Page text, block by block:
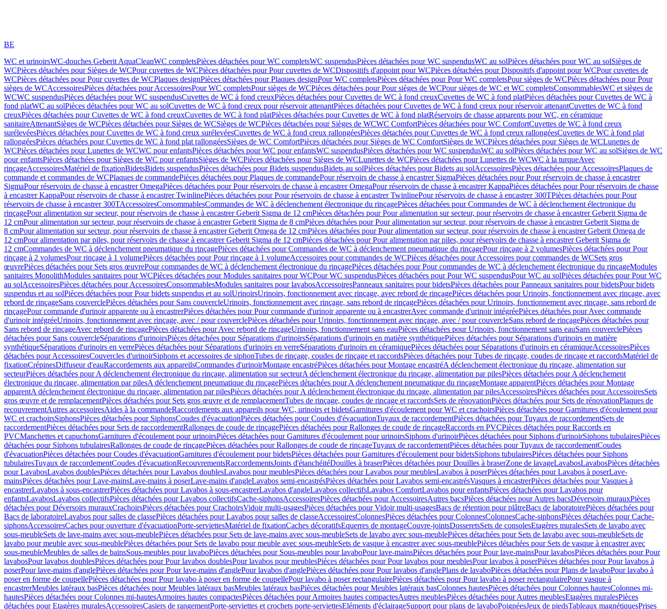
BE
WC et urinoirsWC-douches Geberit AquaCleanWC completsPièces détachées pour WC completsWC suspendusPièces détachées pour WC suspendusWC au solPièces détachées pour WC au solSièges de
WCPièces détachées pour Sièges de WCPour cuvettes de WCPièces détachées pour Pour cuvettes de WCDispositifs d'appoint pour WCPièces détachées pour Dispositifs d'appoint pour WCPour cuvettes de
WCPièces détachées pour Pour cuvettes de WCPlaques designPièces détachées pour Plaques designPour WC completsPièces détachées pour Pour WC completsPour sièges de WCPièces détachées pour Pour
sièges de WCAccessoiresPièces détachées pour AccessoiresPour WC completsPour sièges de WCPièces détachées pour Pour sièges de WCPour sièges de WC et WC completsConsommablesWC et sièges de
WCWC suspendusPièces détachées pour WC suspendusCuvettes de WC à fond creuxPièces détachées pour Cuvettes de WC à fond creuxCuvettes de WC à fond platPièces détachées pour Cuvettes de WC à
fond platWC au solPièces détachées pour WC au solCuvettes de WC à fond creux pour réservoir attenantPièces détachées pour Cuvettes de WC à fond creux pour réservoir attenantCuvettes de WC à fond
creuxPièces détachées pour Cuvettes de WC à fond creuxCuvettes de WC à fond platPièces détachées pour Cuvettes de WC à fond platRéservoirs de chasse apparents pour WC, en céramique
sanitaireAttenantSièges de WCPièces détachées pour Sièges de WCSièges de WCPièces détachées pour Sièges de WCWC ComfortPièces détachées pour WC ComfortCuvettes de WC à fond creux
surélevéesPièces détachées pour Cuvettes de WC à fond creux surélevéesCuvettes de WC à fond creux rallongéesPièces détachées pour Cuvettes de WC à fond creux rallongéesCuvettes de WC à fond plat
rallongéesPièces détachées pour Cuvettes de WC à fond plat rallongéesSièges de WC ComfortPièces détachées pour Sièges de WC ComfortSièges de WCPièces détachées pour Sièges de WCLunettes de
WCPièces détachées pour Lunettes de WCWC pour enfantsPièces détachées pour WC pour enfantsWC suspendusPièces détachées pour WC suspendusWC au solPièces détachées pour WC au solSièges de WC
pour enfantsPièces détachées pour Sièges de WC pour enfantsSièges de WCPièces détachées pour Sièges de WCLunettes de WCPièces détachées pour Lunettes de WCWC à la turqueAvec
rinçageAccessoiresMatériel de fixationBidetsBidets suspendusPièces détachées pour Bidets suspendusBidets au solPièces détachées pour Bidets au solAccessoiresPièces détachées pour AccessoiresPlaques de
commande et commandes de WCPlaques de commandePièces détachées pour Plaques de commandePour réservoirs de chasse à encastrer SigmaPièces détachées pour Pour réservoirs de chasse à encastrer
SigmaPour réservoirs de chasse à encastrer OmegaPièces détachées pour Pour réservoirs de chasse à encastrer OmegaPour réservoirs de chasse à encastrer KappaPièces détachées pour Pour réservoirs de chasse
à encastrer KappaPour réservoirs de chasse à encastrer TwinlinePièces détachées pour Pour réservoirs de chasse à encastrer TwinlinePour réservoirs de chasse à encastrer 300TPièces détachées pour Pour
réservoirs de chasse à encastrer 300TAccessoiresConsommablesCommandes de WC à déclenchement électronique du rinçagePièces détachées pour Commandes de WC à déclenchement électronique du
rinçagePour alimentation sur secteur, pour réservoirs de chasse à encastrer Geberit Sigma de 12 cmPièces détachées pour Pour alimentation sur secteur, pour réservoirs de chasse à encastrer Geberit Sigma de
12 cmPour alimentation sur secteur, pour réservoirs de chasse à encastrer Geberit Sigma de 8 cmPièces détachées pour Pour alimentation sur secteur, pour réservoirs de chasse à encastrer Geberit Sigma de
8 cmPour alimentation sur secteur, pour réservoirs de chasse à encastrer Geberit Omega de 12 cmPièces détachées pour Pour alimentation sur secteur, pour réservoirs de chasse à encastrer Geberit Omega de
12 cmPour alimentation par piles, pour réservoirs de chasse à encastrer Geberit Sigma de 12 cmPièces détachées pour Pour alimentation par piles, pour réservoirs de chasse à encastrer Geberit Sigma de
12 cmCommandes de WC à déclenchement pneumatique du rinçagePièces détachées pour Commandes de WC à déclenchement pneumatique du rinçagePour rinçage à 2 volumesPièces détachées pour Pour
rinçage à 2 volumesPour rinçage à 1 volumePièces détachées pour Pour rinçage à 1 volumeAccessoires pour commandes de WCPièces détachées pour Accessoires pour commandes de WCSets gros
œuvrePièces détachées pour Sets gros œuvrePour commandes de WC à déclenchement électronique du rinçagePièces détachées pour Pour commandes de WC à déclenchement électronique du rinçageModules
sanitaires MonolithModules sanitaires pour WCPièces détachées pour Modules sanitaires pour WCPour WC suspendusPièces détachées pour Pour WC suspendusPour WC au solPièces détachées pour Pour WC
au solAccessoiresPièces détachées pour AccessoiresConsommablesModules sanitaires pour lavabosAccessoiresPanneaux sanitaires pour bidetsPièces détachées pour Panneaux sanitaires pour bidetsPour bidets
suspendus et au solPièces détachées pour Pour bidets suspendus et au solUrinoirsUrinoirs, fonctionnement avec rinçage, avec rebord de rinçagePièces détachées pour Urinoirs, fonctionnement avec rinçage, avec
rebord de rinçageSans couverclePièces détachées pour Sans couvercleUrinoirs, fonctionnement avec rinçage, sans rebord de rinçagePièces détachées pour Urinoirs, fonctionnement avec rinçage, sans rebord de
rinçagePour commande d'urinoir apparente ou à encastrerPièces détachées pour Pour commande d'urinoir apparente ou à encastrerAvec commande d'urinoir intégréePièces détachées pour Avec commande
d'urinoir intégréeUrinoirs, fonctionnement avec rinçage, avec / pour couverclePièces détachées pour Urinoirs, fonctionnement avec rinçage, avec / pour couvercleSans rebord de rinçagePièces détachées pour
Sans rebord de rinçageAvec rebord de rinçagePièces détachées pour Avec rebord de rinçageUrinoirs, fonctionnement sans eauPièces détachées pour Urinoirs, fonctionnement sans eauSans couverclePièces
détachées pour Sans couvercleSéparations d'urinoirsPièces détachées pour Séparations d'urinoirsSéparations d'urinoirs en matière synthétiquePièces détachées pour Séparations d'urinoirs en matière
synthétiqueSéparations d'urinoirs en verrePièces détachées pour Séparations d'urinoirs en verreSéparations d'urinoirs en céramiquePièces détachées pour Séparations d'urinoirs en céramiqueAccessoiresPièces
détachées pour AccessoiresCouvercles d'urinoirSiphons et accessoires de siphonTubes de rinçage, coudes de rinçage et raccordsPièces détachées pour Tubes de rinçage, coudes de rinçage et raccordsMatériel de
fixationCrépinesDiffuseur d'eauRaccordements aux appareilsCommandes d'urinoirMontage encastréPièces détachées pour Montage encastréA déclenchement électronique du rinçage, alimentation sur
secteurPièces détachées pour A déclenchement électronique du rinçage, alimentation sur secteurA déclenchement électronique du rinçage, alimentation par pilesPièces détachées pour A déclenchement
électronique du rinçage, alimentation par pilesA déclenchement pneumatique du rinçagePièces détachées pour A déclenchement pneumatique du rinçageMontage apparentPièces détachées pour Montage
apparentA déclenchement électronique du rinçage, alimentation par pilesPièces détachées pour A déclenchement électronique du rinçage, alimentation par pilesAccessoiresPièces détachées pour AccessoiresSets
gros œuvre et de remplacementPièces détachées pour Sets gros œuvre et de remplacementTubes de rinçage, coudes de rinçage et raccordsSets de rénovationPièces détachées pour Sets de rénovationPlaques de
recouvrementAutres accessoiresAides à la commandeRaccordements aux appareils pour WC, urinoirs et bidetsGarnitures d'écoulement pour WC et crachoirsPièces détachées pour Garnitures d'écoulement pour
WC et crachoirsSiphonsPièces détachées pour SiphonsCoudes d'évacuationPièces détachées pour Coudes d'évacuationTuyaux de raccordementPièces détachées pour Tuyaux de raccordementSets de
raccordementPièces détachées pour Sets de raccordementRallonges de coude de rinçagePièces détachées pour Rallonges de coude de rinçageRaccords en PVCPièces détachées pour Raccords en
PVCManchettes et capuchonsGarnitures d'écoulement pour urinoirsPièces détachées pour Garnitures d'écoulement pour urinoirsSiphons d'urinoirPièces détachées pour Siphons d'urinoirSiphons tubulairesPièces
détachées pour Siphons tubulairesRallonges de coude de rinçagePièces détachées pour Rallonges de coude de rinçageTuyaux de raccordementPièces détachées pour Tuyaux de raccordementCoudes
d'évacuationPièces détachées pour Coudes d'évacuationGarnitures d'écoulement pour bidetsPièces détachées pour Garnitures d'écoulement pour bidetsSiphons tubulairesPièces détachées pour Siphons
tubulairesTuyaux de raccordementCoudes d'évacuationRecouvrementsRaccordementsJoints d'étanchéitéDouilles à braserPièces détachées pour Douilles à braserZone de lavageLavabosLavabosPièces détachées
pour LavabosLavabos doublesPièces détachées pour Lavabos doublesLavabos pour meublesPièces détachées pour Lavabos pour meublesLavabos à poserPièces détachées pour Lavabos à poserLave-
mainsPièces détachées pour Lave-mainsLave-mains à poserLave-mains d'angleLavabos semi-encastrésPièces détachées pour Lavabos semi-encastrésVasques à encastrerPièces détachées pour Vasques à
encastrerLavabos à sous-encastrerPièces détachées pour Lavabos à sous-encastrerLavabos d'angleLavabos collectifsLavabos ComfortLavabos pour enfantsPièces détachées pour Lavabos pour
enfantsLavabosLavabos collectifsPièces détachées pour Lavabos collectifsCache-siphonsAccessoiresPièces détachées pour AccessoiresAutres bacsPièces détachées pour Autres bacsDéversoirs murauxPièces
détachées pour Déversoirs murauxCrachoirsPièces détachées pour CrachoirsVidoir multi-usagesPièces détachées pour Vidoir multi-usagesBacs de rétention pour plâtreBacs de laboratoirePièces détachées pour
Bacs de laboratoireLavabos pour salles de classePièces détachées pour Lavabos pour salles de classeAccessoiresColonnesPièces détachées pour ColonnesColonnesCache-siphonsPièces détachées pour Cache-
siphonsAccessoiresCaches pour ouverture d'évacuationPorte-serviettesMatériel de fixationCaches décoratifsEquerres de montageCouvre-jointsDosseretsSets de consolesEtagères muralesSets de lavabo avec
sous-meubleSets de lave-mains avec sous-meublePièces détachées pour Sets de lave-mains avec sous-meubleSets de lavabo avec sous-meublePièces détachées pour Sets de lavabo avec sous-meubleSets de
lavabo pour meuble avec sous-meublePièces détachées pour Sets de lavabo pour meuble avec sous-meubleSets de vasque à encastrer avec sous-meublePièces détachées pour Sets de vasque à encastrer avec
sous-meubleMeubles de salles de bainsSous-meubles pour lavaboPièces détachées pour Sous-meubles pour lavaboPour lave-mainsPièces détachées pour Pour lave-mainsPour lavabosPièces détachées pour Pour
lavabosPour lavabos doublesPièces détachées pour Pour lavabos doublesPour lavabos pour meublesPièces détachées pour Pour lavabos pour meublesPour lavabos à poserPièces détachées pour Pour lavabos à
poserPour lave-mains d'anglePièces détachées pour Pour lave-mains d'anglePour lavabos d'anglePièces détachées pour Pour lavabos d'anglePlans de lavaboPièces détachées pour Plans de lavaboPour lavabo à
poser en forme de coupellePièces détachées pour Pour lavabo à poser en forme de coupellePour lavabo à poser rectangulairePièces détachées pour Pour lavabo à poser rectangulairePour vasque à
encastrerMeubles latéraux basPièces détachées pour Meubles latéraux basMeubles latéraux basPièces détachées pour Meubles latéraux basColonnes hautesPièces détachées pour Colonnes hautesColonnes mi-
hautesPièces détachées pour Colonnes mi-hautesArmoires hautes compactesPièces détachées pour Armoires hautes compactesAutres meublesPièces détachées pour Autres meublesEtagères muralesPièces
détachées pour Etagères muralesAccessoiresCasiers de rangementPorte-serviettes et crochets porte-serviettesEléments d'éclairageSupport pour plans de lavaboPoignéesJeux de piedsTableaux magnétiquesPrises